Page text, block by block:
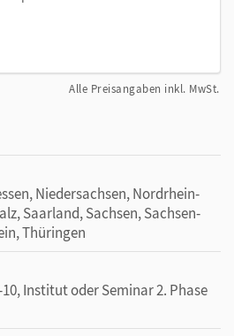
Alle Preisangaben inkl. MwSt.
Niedersachsen, Nordrhein-
Saarland, Sachsen, Sachsen-
Thüringen
Institut oder Seminar 2. Phase